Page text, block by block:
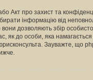
Акт про захист та
інформацію від
вони дозволяють збір
як до особи, яка
Зауважте, що